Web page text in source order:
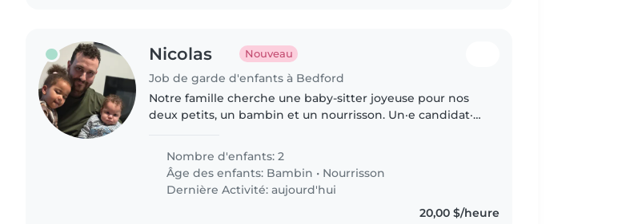
Nicolas Nouveau
Job de garde d'enfants à Bedford
Notre famille cherche une baby-sitter joyeuse pour nos
deux petits, un bambin et un nourrisson. Un·e candidat·e
attentifs..
Nombre d'enfants: 2
Âge des enfants: Bambin • Nourrisson
Dernière Activité: aujourd'hui
20,00 $/heure